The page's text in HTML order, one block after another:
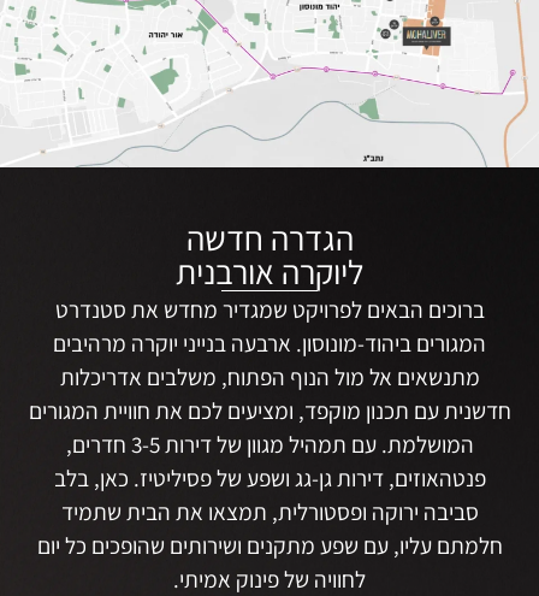
הגדרה חדשה
ליוקרה אורבנית
ברוכים הבאים לפרויקט שמגדיר מחדש את סטנדרט
המגורים ביהוד-מונוסון. ארבעה בנייני יוקרה מרהיבים
מתנשאים אל מול הנוף הפתוח, משלבים אדריכלות
חדשנית עם תכנון מוקפד, ומציעים לכם את חוויית המגורים
המושלמת. עם תמהיל מגוון של דירות 3-5 חדרים,
פנטהאוזים, דירות גן-גג ושפע של פסיליטיז. כאן, בלב
סביבה ירוקה ופסטורלית, תמצאו את הבית שתמיד
חלמתם עליו, עם שפע מתקנים ושירותים שהופכים כל יום
לחוויה של פינוק אמיתי.